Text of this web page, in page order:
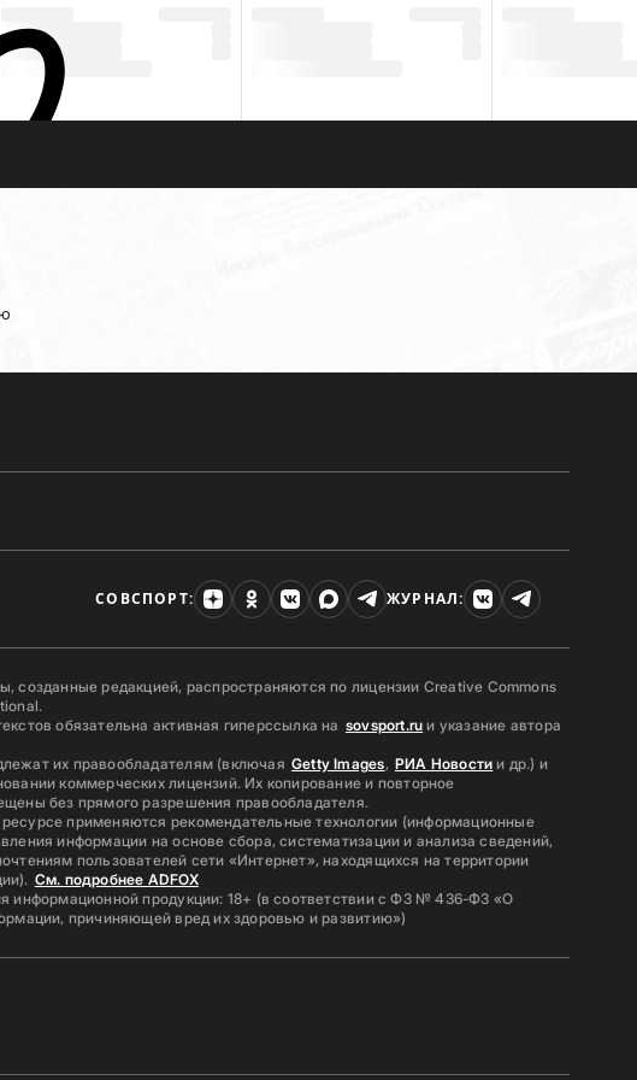
СОВСПОРТ: ЖУРНАЛ:
созданные редакцией, распространяются по лицензии Creative Commons
обязательна активная гиперссылка на sovsport.ru и указание автора
их правообладателям (включая Getty Images, РИА Новости и др.) и
коммерческих лицензий. Их копирование и повторное
без прямого разрешения правообладателя.
применяются рекомендательные технологии (информационные
информации на основе сбора, систематизации и анализа сведений,
пользователей сети «Интернет», находящихся на территории
См. подробнее ADFOX
информационной продукции: 18+ (в соответствии с ФЗ № 436-ФЗ «О
причиняющей вред их здоровью и развитию»)